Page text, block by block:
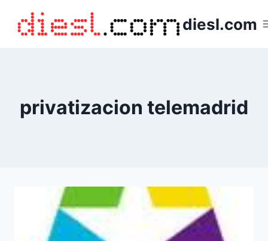
contenido
diesl.com
privatizacion telemadrid